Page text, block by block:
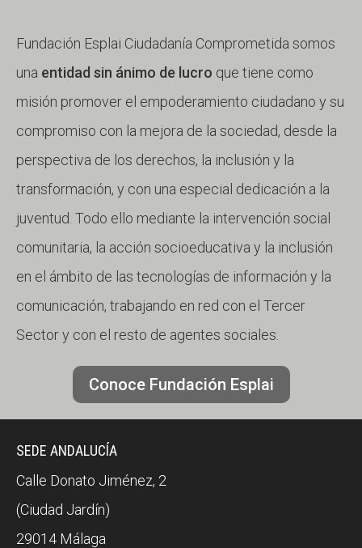
Fundación Esplai Ciudadanía Comprometida somos
una entidad sin ánimo de lucro que tiene como
misión promover el empoderamiento ciudadano y su
compromiso con la mejora de la sociedad, desde la
perspectiva de los derechos, la inclusión y la
transformación, y con una especial dedicación a la
juventud. Todo ello mediante la intervención social
comunitaria, la acción socioeducativa y la inclusión
en el ámbito de las tecnologías de información y la
comunicación, trabajando en red con el Tercer
Sector y con el resto de agentes sociales.
Conoce Fundación Esplai
SEDE ANDALUCÍA
Calle Donato Jiménez, 2
(Ciudad Jardín)
29014 Málaga